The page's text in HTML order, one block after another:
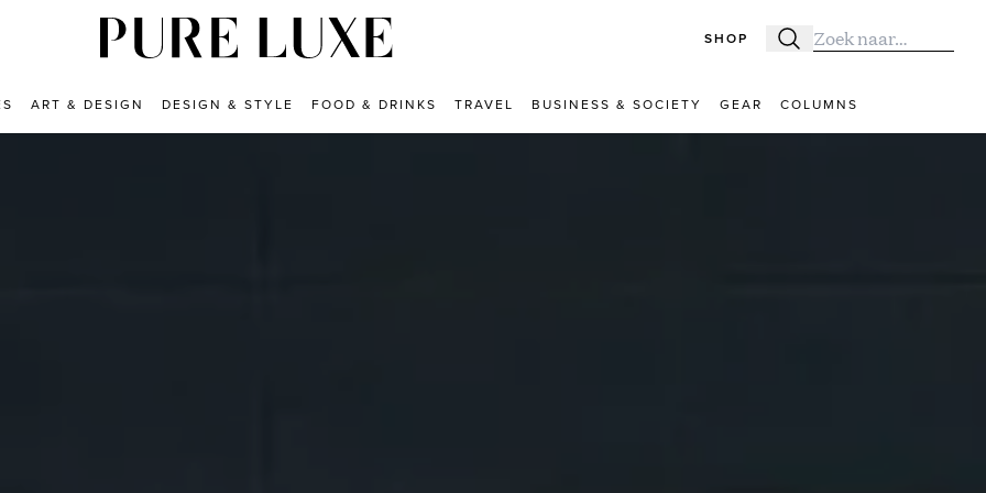
SHOP Zoeken
Zoek naar:
ART & DESIGN DESIGN & STYLE FOOD & DRINKS TRAVEL BUSINESS & SOCIETY GEAR COLUMNS